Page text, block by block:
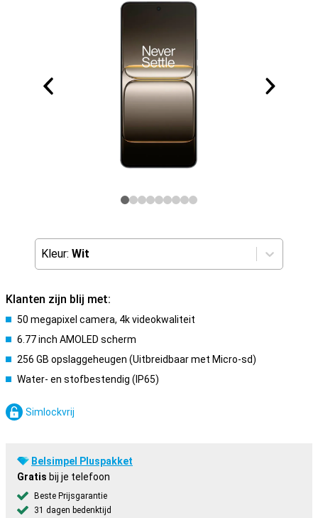
Kleur: Wit
Klanten zijn blij met:
50 megapixel camera, 4k videokwaliteit
6.77 inch AMOLED scherm
256 GB opslaggeheugen (Uitbreidbaar met Micro-sd)
Water- en stofbestendig (IP65)
Simlockvrij
Belsimpel Pluspakket
Gratis bij je telefoon
Beste Prijsgarantie
31 dagen bedenktijd